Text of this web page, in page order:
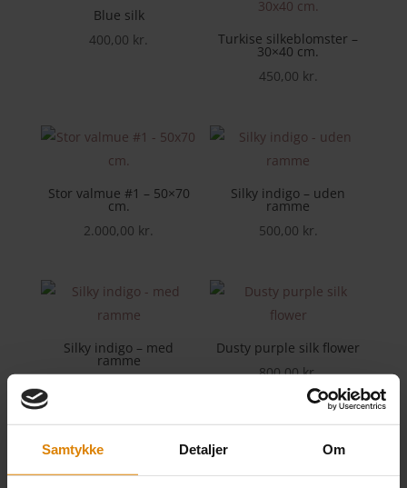
Samtykke Detaljer Om
Blue silk
400,00 kr. Turkise silkeblomster –
30×40 cm.
450,00 kr.
Stor valmue #1 – 50×70
cm.
2.000,00 kr.
Silky indigo – uden
ramme
500,00 kr.
Silky indigo – med
ramme
Dusty purple silk flower
800,00kr.
Silkeblomst #7
Silkeblomst #8